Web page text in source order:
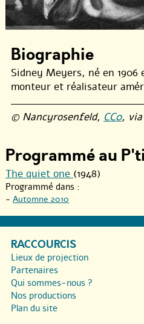
Biographie
Sidney Meyers, né en 1906
monteur et réalisateur
© Nancyrosenfeld, CC0, via
Programmé au
The quiet one (1948)
Programmé dans :
- Automne 2010
RACCOURCIS
Lieux de projection
Partenaires
Qui sommes-nous ?
Nos productions
Plan du site